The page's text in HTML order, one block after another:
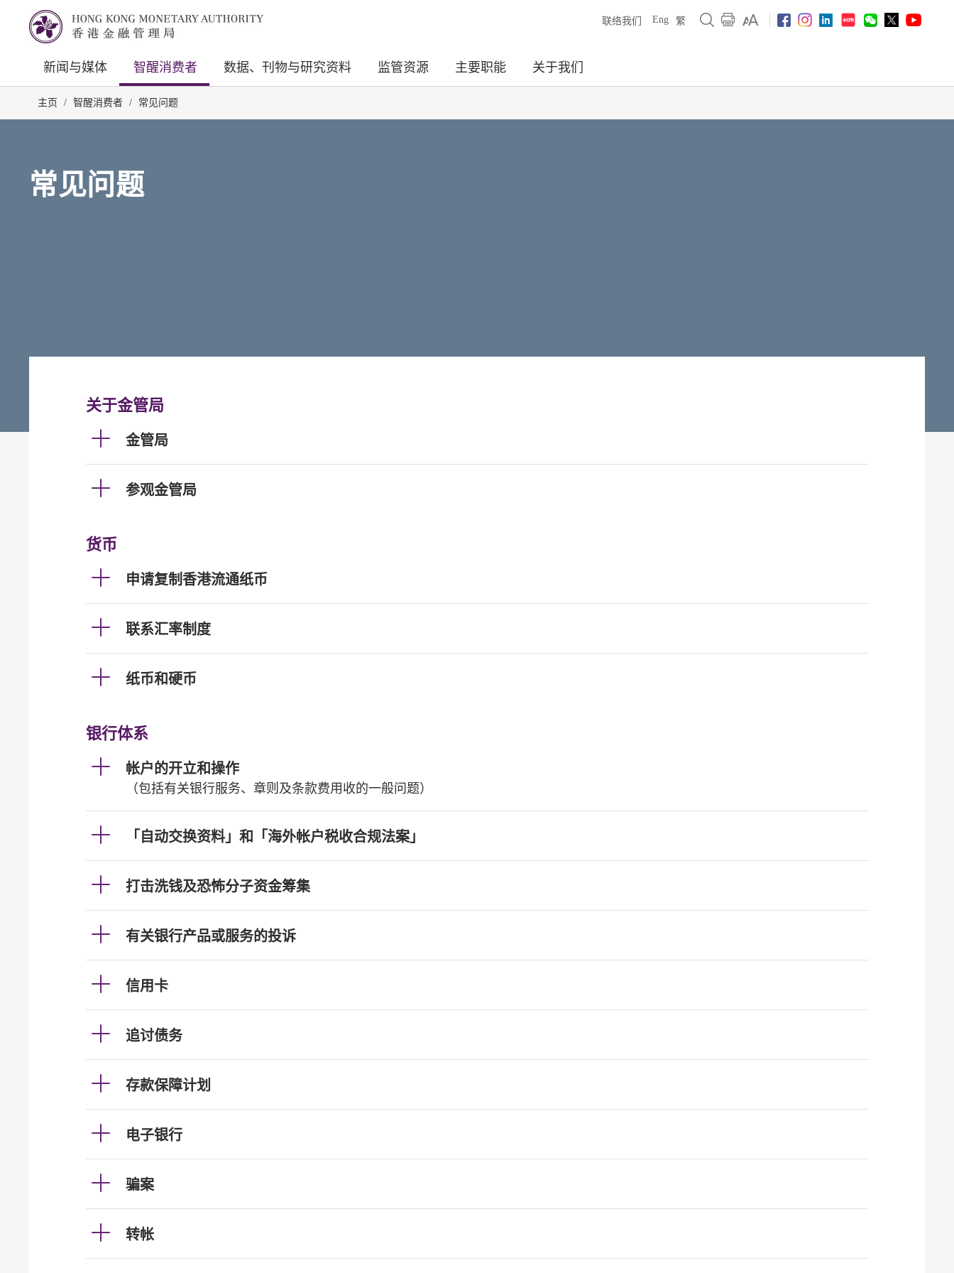
联络我们 Eng 繁
新闻与媒体 智醒消费者 数据、刊物与研究资料 监管资源 主要职能 关于我们
主页 / 智醒消费者 / 常见问题
常见问题
关于金管局
金管局
参观金管局
货币
申请复制香港流通纸币
联系汇率制度
纸币和硬币
银行体系
帐户的开立和操作
（包括有关银行服务、章则及条款费用收的一般问题）
「自动交换资料」和「海外帐户税收合规法案」
打击洗钱及恐怖分子资金筹集
有关银行产品或服务的投诉
信用卡
追讨债务
存款保障计划
电子银行
骗案
转帐